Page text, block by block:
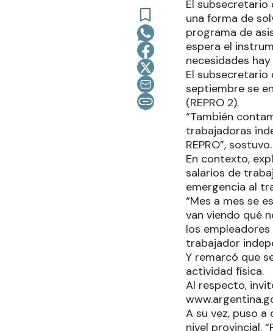
El subsecretario
una forma de
programa de
espera el
necesidades
El subsecretario
septiembre se
(REPRO 2).
“También
trabajadoras
REPRO”, sostuvo.
En contexto,
salarios de
emergencia al
“Mes a mes se
van viendo qué
los
trabajador
Y remarcó que
actividad física.
Al respecto,
A su vez, puso
nivel provincial.